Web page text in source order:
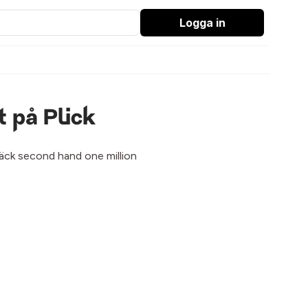
Logga in
på Plick
second hand one million